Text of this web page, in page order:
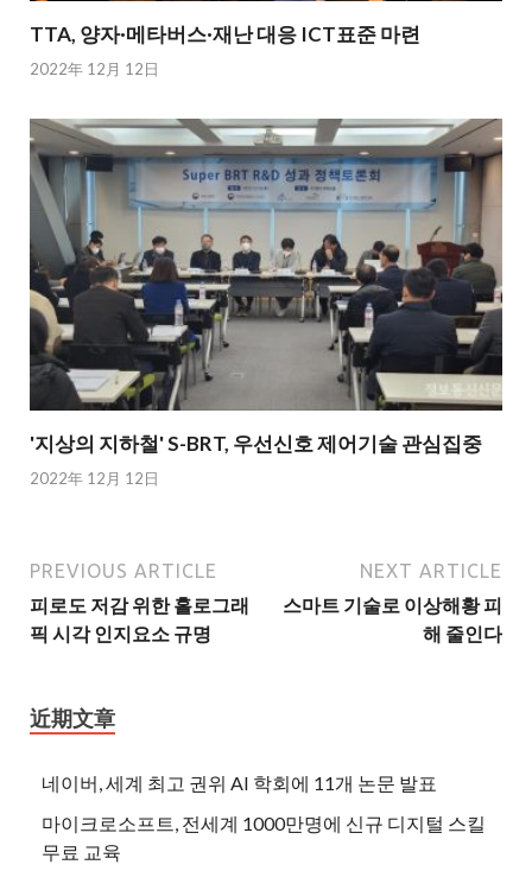
TTA, 양자·메타버스·재난 대응 ICT표준 마련
2022年 12月 12日
'지상의 지하철' S-BRT, 우선신호 제어기술 관심집중
2022年 12月 12日
PREVIOUS ARTICLE
피로도 저감 위한 홀로그래
픽 시각 인지요소 규명
NEXT ARTICLE
스마트 기술로 이상해황 피
해 줄인다
近期文章
네이버, 세계 최고 권위 AI 학회에 11개 논문 발표
마이크로소프트, 전세계 1000만명에 신규 디지털 스킬
무료 교육